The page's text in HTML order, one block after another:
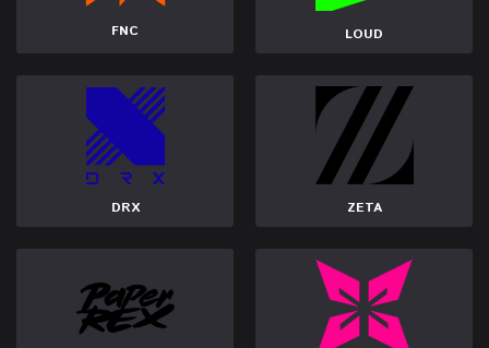
FNC LOUD
DRX ZETA